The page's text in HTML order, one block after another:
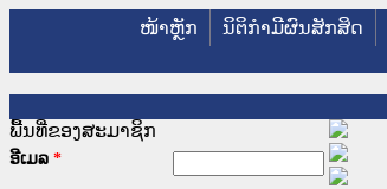
ໜ້າຫຼັກ ນິຕິກໍາມີຜົນສັກສິດ
ພື້ນທີ່ຂອງສະມາຊິກ
ອີເມລ *